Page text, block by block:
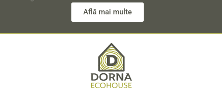
Află mai multe